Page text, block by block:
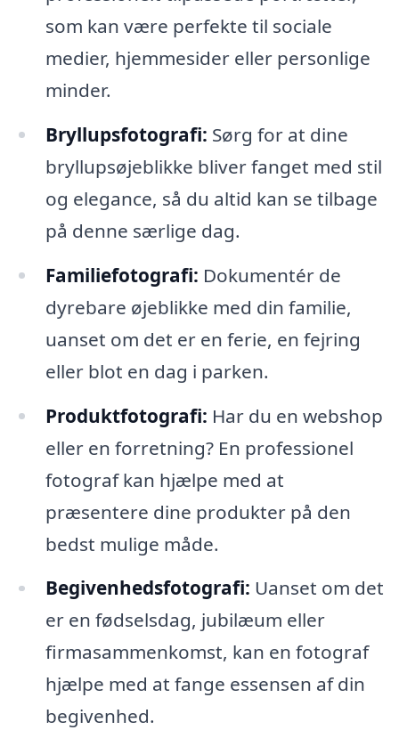
som kan være perfekte til sociale
medier, hjemmesider eller personlige
minder.
Bryllupsfotografi: Sørg for at dine
bryllupsøjeblikke bliver fanget med stil
og elegance, så du altid kan se tilbage
på denne særlige dag.
Familiefotografi: Dokumentér de
dyrebare øjeblikke med din familie,
uanset om det er en ferie, en fejring
eller blot en dag i parken.
Produktfotografi: Har du en webshop
eller en forretning? En professionel
fotograf kan hjælpe med at
præsentere dine produkter på den
bedst mulige måde.
Begivenhedsfotografi: Uanset om det
er en fødselsdag, jubilæum eller
firmasammenkomst, kan en fotograf
hjælpe med at fange essensen af din
begivenhed.